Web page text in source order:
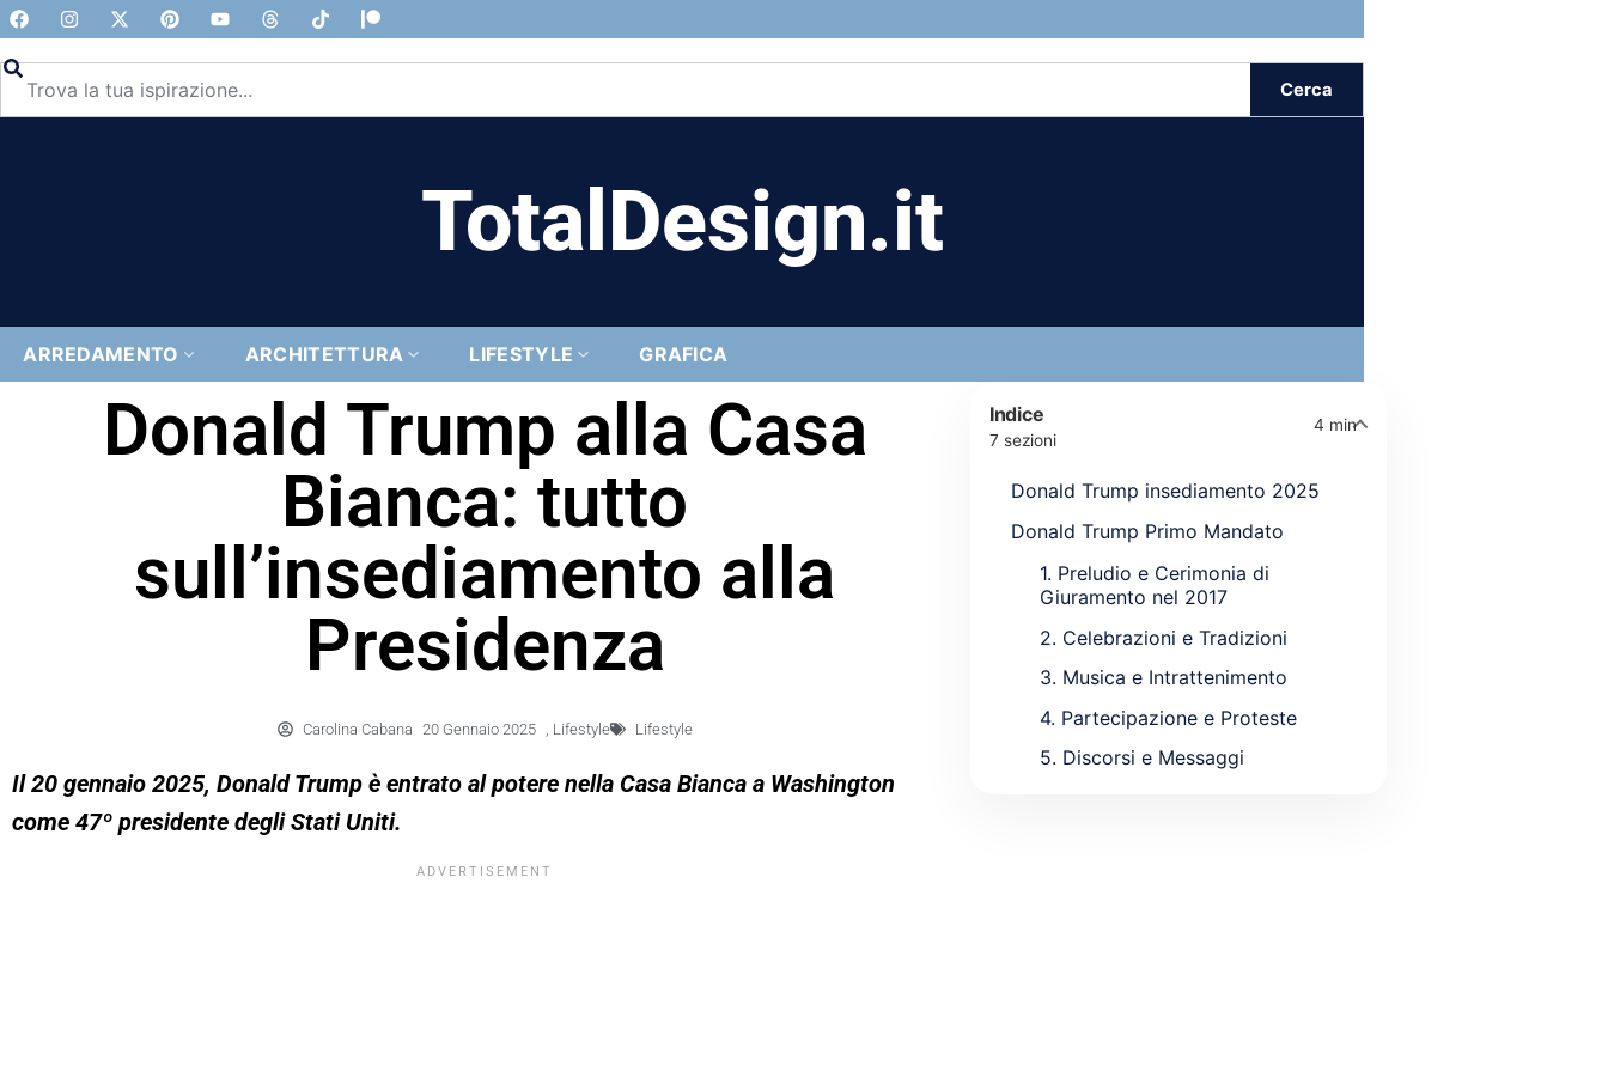
Cerca
TotalDesign.it
ARREDAMENTO ARCHITETTURA LIFESTYLE GRAFICA
Donald Trump alla Casa
Bianca: tutto
sull’insediamento alla
Presidenza
Carolina Cabana 20 Gennaio 2025 , Lifestyle Lifestyle
Il 20 gennaio 2025, Donald Trump è entrato al potere nella Casa Bianca a Washington
come 47º presidente degli Stati Uniti.
Indice
7 sezioni
4 min
Donald Trump insediamento 2025
Donald Trump Primo Mandato
1. Preludio e Cerimonia di
Giuramento nel 2017
2. Celebrazioni e Tradizioni
3. Musica e Intrattenimento
4. Partecipazione e Proteste
5. Discorsi e Messaggi